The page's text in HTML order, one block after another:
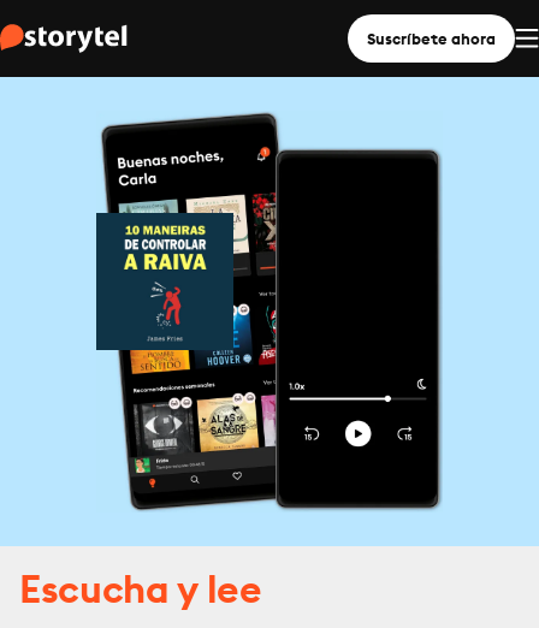
Suscríbete ahora
Escucha y lee